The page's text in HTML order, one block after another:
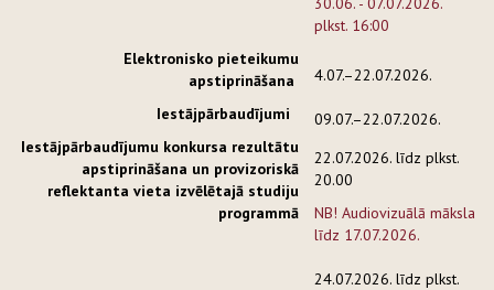
plkst. 16:00
Elektronisko pieteikumu
apstiprināšana
4.07.–22.07.2026.
Iestājpārbaudījumi
09.07.–22.07.2026.
Iestājpārbaudījumu konkursa rezultātu
apstiprināšana un provizoriskā
reflektanta vieta izvēlētajā studiju
programmā
22.07.2026. līdz plkst.
20.00
NB! Audiovizuālā māksla
līdz 17.07.2026.
24.07.2026. līdz plkst.